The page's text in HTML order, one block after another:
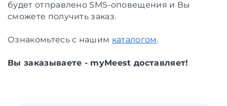
будет отправлено SMS-оповещения и Вы
сможете получить заказ.
Ознакомьтесь с нашим каталогом .
Вы заказываете - myMeest доставляет!